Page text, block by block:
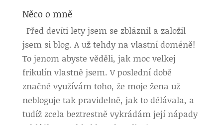
Něco o mně
Před devíti lety jsem se zbláznil a založil
jsem si blog. A už tehdy na vlastní doméně!
To jenom abyste věděli, jak moc velkej
frikulín vlastně jsem. V poslední době
značně využívám toho, že moje žena už
nebloguje tak pravidelně, jak to dělávala, a
tudíž zcela beztrestně vykrádám její nápady